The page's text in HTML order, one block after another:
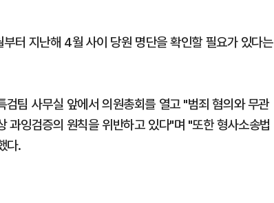
터 지난해 4월 사이 당원 명단을 확인할 필요가 있다는
팀 사무실 앞에서 의원총회를 열고 "범죄 혐의와 무관
과잉검증의 원칙을 위반하고 있다"며 "또한 형사소송법
다.